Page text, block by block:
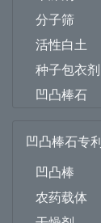
分子筛
活性白土
种子包衣剂
凹凸棒石
凹凸棒石专
凹凸棒
农药载体